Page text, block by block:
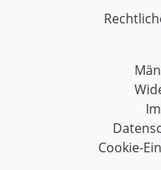
Cookie-